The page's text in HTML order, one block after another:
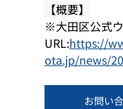
【概要】
※大田区公式
URL:https://
ota.jp/news/
お問い